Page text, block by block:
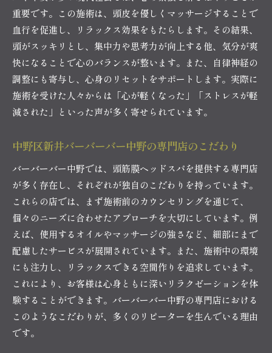
重要です。この施術は、頭皮を優しくマッサージすることで
血行を促進し、リラックス効果をもたらします。その結果、
頭がスッキリとし、集中力や思考力が向上する他、気分が爽
快になることで心のバランスが整います。また、自律神経の
調整にも寄与し、心身のリセットをサポートします。実際に
施術を受けた人々からは「心が軽くなった」「ストレスが軽
減された」といった声が多く寄せられています。
中野区新井バーバーバー中野の専門店のこだわり
バーバーバー中野では、頭筋膜ヘッドスパを提供する専門店
が多く存在し、それぞれが独自のこだわりを持っています。
これらの店では、まず施術前のカウンセリングを通じて、
個々のニーズに合わせたアプローチを大切にしています。例
えば、使用するオイルやマッサージの強さなど、細部にまで
配慮したサービスが展開されています。また、施術中の環境
にも注力し、リラックスできる空間作りを追求しています。
これにより、お客様は心身ともに深いリラクゼーションを体
験することができます。バーバーバー中野の専門店における
このようなこだわりが、多くのリピーターを生んでいる理由
です。